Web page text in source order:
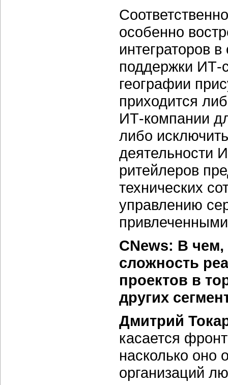
особенно
интеграторов
поддержки ИТ-
географии
приходится
ИТ-компании
либо
деятельности
ритейлеров
технических
управлению
CNews: В чем,
сложность
проектов в
других
Дмитрий
касается
насколько оно
организаций